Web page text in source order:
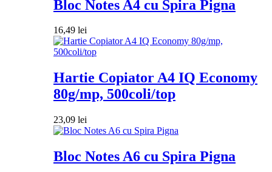
Bloc Notes A4 cu Spira Pigna
16,49 lei
Hartie Copiator A4 IQ Economy
80g/mp, 500coli/top
23,09 lei
Bloc Notes A6 cu Spira Pigna